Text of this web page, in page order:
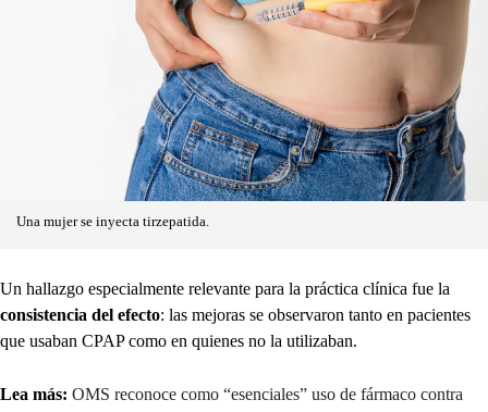
Una mujer se inyecta tirzepatida.
Un hallazgo especialmente relevante para la práctica clínica fue la
consistencia del efecto: las mejoras se observaron tanto en pacientes
que usaban CPAP como en quienes no la utilizaban.
Lea más: OMS reconoce como “esenciales” uso de fármaco contra